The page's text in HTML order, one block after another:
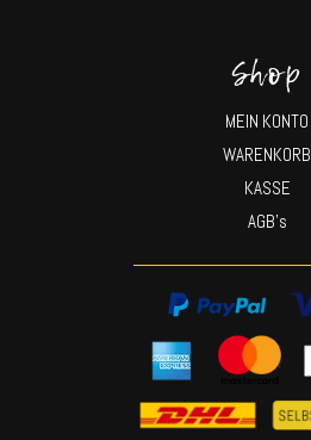
Shop
MEIN KONTO
WARENKORB
KASSE
AGB’s